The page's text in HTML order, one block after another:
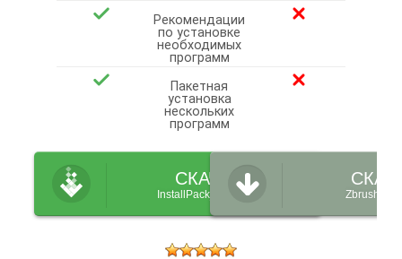
Рекомендации
по установке
необходимых
программ
Пакетная
установка
нескольких
программ
СКАЧАТЬ
InstallPack_Zbrush.exe